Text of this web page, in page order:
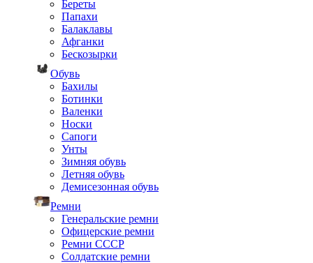
Береты
Папахи
Балаклавы
Афганки
Бескозырки
Обувь
Бахилы
Ботинки
Валенки
Носки
Сапоги
Унты
Зимняя обувь
Летняя обувь
Демисезонная обувь
Ремни
Генеральские ремни
Офицерские ремни
Ремни СССР
Солдатские ремни